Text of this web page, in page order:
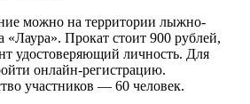
можно на территории лыжно-
«Лаура». Прокат стоит 900 рублей,
удостоверяющий личность. Для
онлайн-регистрацию.
участников — 60 человек.